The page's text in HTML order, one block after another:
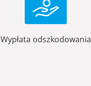
Wypłata odszkodowania